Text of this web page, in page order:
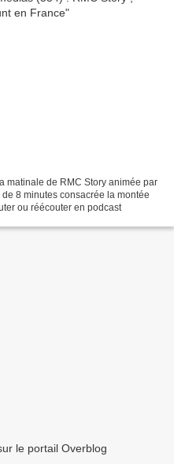
matinale de RMC Story animée par
8 minutes consacrée la montée
ou réécouter en podcast
le portail Overblog